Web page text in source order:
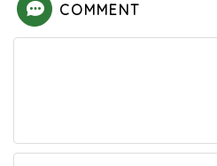
COMMENT